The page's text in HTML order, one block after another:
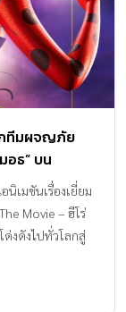
กทีมผจญภัย
อธ” บน
นิเมชันเรื่องเยี่ยม
Movie – ฮีโร่
งดังไปทั่วโลกสู่
ให้กลายเป็นสุด
ยน” เด็กหนุ่ม